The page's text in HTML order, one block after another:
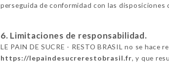
perseguida de conformidad con las
6. Limitaciones de responsabilidad.
LE PAIN DE SUCRE - RESTO BRASIL no se
https://lepaindesucrerestobrasil.fr, y que